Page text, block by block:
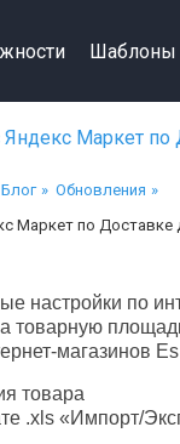
Шаблоны
Маркет по
Блог
Обновления
Маркет по Доставке
настройки по
товарную
магазинов
товара
.xls «Импорт/